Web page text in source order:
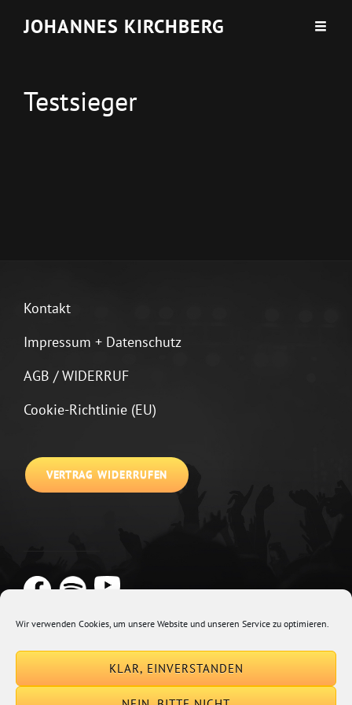
Wir verwenden Cookies, um unsere Website und unseren Service zu optimieren.
KLAR, EINVERSTANDEN
JOHANNES KIRCHBERG
Testsieger
Kontakt
Impressum + Datenschutz
AGB / WIDERRUF
Cookie-Richtlinie (EU)
VERTRAG WIDERRUFEN
Euphony By Catch Themes